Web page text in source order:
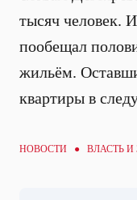
тысяч человек.
пообещал
жильём.
квартиры в
НОВОСТИ ● ВЛАСТЬ И